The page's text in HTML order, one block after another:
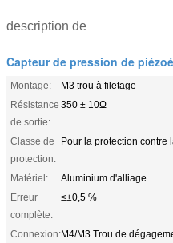
description de
Capteur de pression de
Montage:
M3 trou à filetage
Résistance
de sortie:
350 ± 10Ω
Classe de
protection:
Pour la protection contre
Matériel:
Aluminium d'alliage
Erreur
complète:
≤±0,5 %
Connexion:M4/M3 Trou de